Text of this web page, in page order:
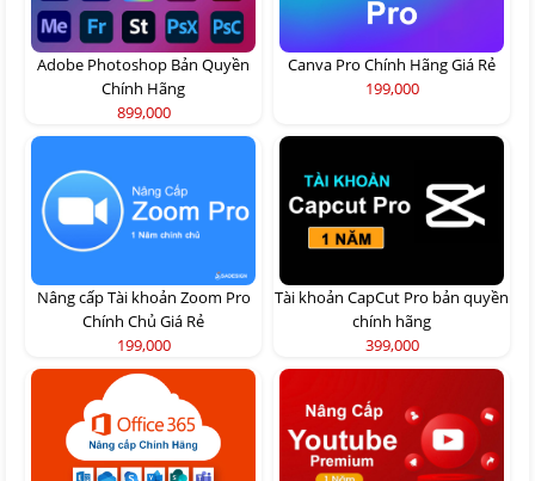
Adobe Photoshop Bản Quyền
Chính Hãng
899,000
Canva Pro Chính Hãng Giá Rẻ
199,000
Nâng cấp Tài khoản Zoom Pro
Chính Chủ Giá Rẻ
199,000
Tài khoản CapCut Pro bản quyền
chính hãng
399,000